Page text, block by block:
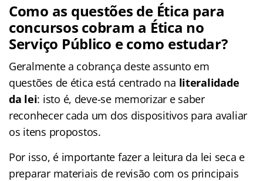
Como as questões de Ética para
concursos cobram a Ética no
Serviço Público e como estudar?
Geralmente a cobrança deste assunto em
questões de ética está centrado na literalidade
da lei: isto é, deve-se memorizar e saber
reconhecer cada um dos dispositivos para avaliar
os itens propostos.
Por isso, é importante fazer a leitura da lei seca e
preparar materiais de revisão com os principais